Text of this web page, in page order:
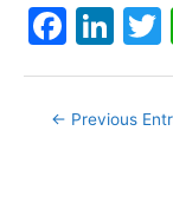
F
a
c
e
Li
n
e
← Previous